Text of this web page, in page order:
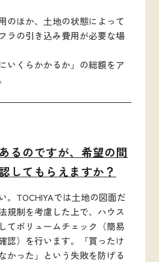
のほか、土地の状態によって
ラの引き込み費用が必要な場
いくらかかるか」の総額をア
るのですが、希望の間
してもらえますか？
。TOCHIYAでは土地の図面だ
規制を考慮した上で、ハウス
てボリュームチェック（簡易
認）を行います。「買ったけ
かった」という失敗を防げる